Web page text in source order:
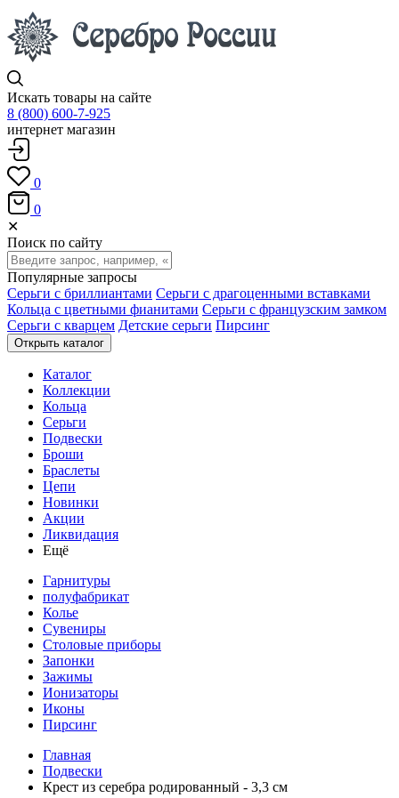
Искать товары на сайте
8 (800) 600-7-925
интернет магазин
0
0
✕
Поиск по сайту
Популярные запросы
Серьги с бриллиантами Серьги с драгоценными вставками
Кольца с цветными фианитами Серьги с французским замком
Серьги с кварцем Детские серьги Пирсинг
Открыть каталог
Каталог
Коллекции
Кольца
Серьги
Подвески
Броши
Браслеты
Цепи
Новинки
Акции
Ликвидация
Ещё
Гарнитуры
полуфабрикат
Колье
Сувениры
Столовые приборы
Запонки
Зажимы
Ионизаторы
Иконы
Пирсинг
Главная
Подвески
Крест из серебра родированный - 3,3 см